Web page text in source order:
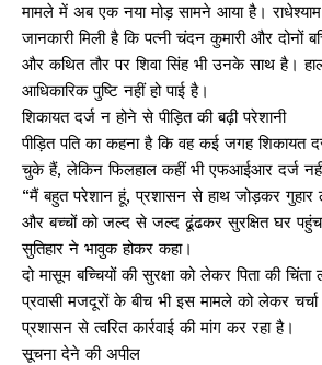
मामले में अब एक नया मोड़ सामने आया है।
जानकारी मिली है कि पत्नी चंदन कुमारी और दोनों
और कथित तौर पर शिवा सिंह भी उनके साथ है।
आधिकारिक पुष्टि नहीं हो पाई है।
शिकायत दर्ज न होने से पीड़ित की बढ़ी परेशानी
पीड़ित पति का कहना है कि वह कई जगह शिकायत
चुके हैं, लेकिन फिलहाल कहीं भी एफआईआर दर्ज नहीं
“मैं बहुत परेशान हूं, प्रशासन से हाथ जोड़कर गुहार
और बच्चों को जल्द से जल्द ढूंढकर सुरक्षित घर
सुतिहार ने भावुक होकर कहा।
दो मासूम बच्चियों की सुरक्षा को लेकर पिता की चिंता
प्रवासी मजदूरों के बीच भी इस मामले को लेकर
प्रशासन से त्वरित कार्रवाई की मांग कर रहा है।
सूचना देने की अपील